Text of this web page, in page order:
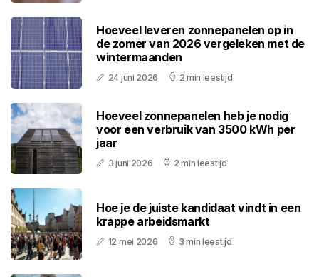
Hoeveel leveren zonnepanelen op in
de zomer van 2026 vergeleken met de
wintermaanden
24 juni 2026 2 min leestijd
Hoeveel zonnepanelen heb je nodig
voor een verbruik van 3500 kWh per
jaar
3 juni 2026 2 min leestijd
Hoe je de juiste kandidaat vindt in een
krappe arbeidsmarkt
12 mei 2026 3 min leestijd